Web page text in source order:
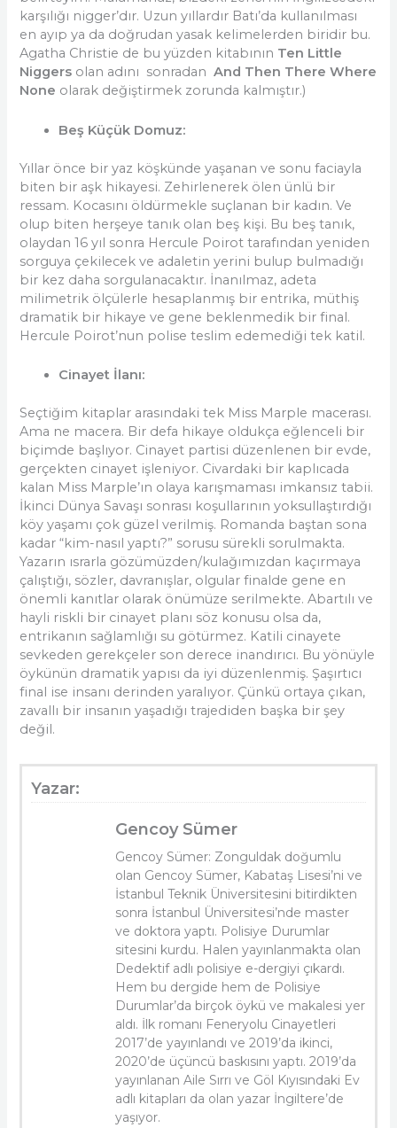
karşılığı nigger’dır. Uzun yıllardır Batı’da kullanılması
en ayıp ya da doğrudan yasak kelimelerden biridir bu.
Agatha Christie de bu yüzden kitabının Ten Little
Niggers olan adını sonradanAnd Then There Where
None olarak değiştirmek zorunda kalmıştır.)
Beş Küçük Domuz:
Yıllar önce bir yaz köşkünde yaşanan ve sonu faciayla
biten bir aşk hikayesi. Zehirlenerek ölen ünlü bir
ressam. Kocasını öldürmekle suçlanan bir kadın. Ve
olup biten herşeye tanık olan beş kişi. Bu beş tanık,
olaydan 16 yıl sonra Hercule Poirot tarafından yeniden
sorguya çekilecek ve adaletin yerini bulup bulmadığı
bir kez daha sorgulanacaktır. İnanılmaz, adeta
milimetrik ölçülerle hesaplanmış bir entrika, müthiş
dramatik bir hikaye ve gene beklenmedik bir final.
Hercule Poirot’nun polise teslim edemediği tek katil.
Cinayet İlanı:
Seçtiğim kitaplar arasındaki tek Miss Marple macerası.
Ama ne macera. Bir defa hikaye oldukça eğlenceli bir
biçimde başlıyor. Cinayet partisi düzenlenen bir evde,
gerçekten cinayet işleniyor. Civardaki bir kaplıcada
kalan Miss Marple’ın olaya karışmaması imkansız tabii.
İkinci Dünya Savaşı sonrası koşullarının yoksullaştırdığı
köy yaşamı çok güzel verilmiş. Romanda baştan sona
kadar “kim-nasıl yaptı?” sorusu sürekli sorulmakta.
Yazarın ısrarla gözümüzden/kulağımızdan kaçırmaya
çalıştığı, sözler, davranışlar, olgular finalde gene en
önemli kanıtlar olarak önümüze serilmekte. Abartılı ve
hayli riskli bir cinayet planı söz konusu olsa da,
entrikanın sağlamlığı su götürmez. Katili cinayete
sevkeden gerekçeler son derece inandırıcı. Bu yönüyle
öykünün dramatik yapısı da iyi düzenlenmiş. Şaşırtıcı
final ise insanı derinden yaralıyor. Çünkü ortaya çıkan,
zavallı bir insanın yaşadığı trajediden başka bir şey
değil.
Yazar:
Gencoy Sümer
Gencoy Sümer: Zonguldak doğumlu
olan Gencoy Sümer, Kabataş Lisesi’ni ve
İstanbul Teknik Üniversitesini bitirdikten
sonra İstanbul Üniversitesi’nde master
ve doktora yaptı. Polisiye Durumlar
sitesini kurdu. Halen yayınlanmakta olan
Dedektif adlı polisiye e-dergiyi çıkardı.
Hem bu dergide hem de Polisiye
Durumlar’da birçok öykü ve makalesi yer
aldı. İlk romanı Feneryolu Cinayetleri
2017’de yayınlandı ve 2019’da ikinci,
2020’de üçüncü baskısını yaptı. 2019’da
yayınlanan Aile Sırrı ve Göl Kıyısındaki Ev
adlı kitapları da olan yazar İngiltere’de
yaşıyor.